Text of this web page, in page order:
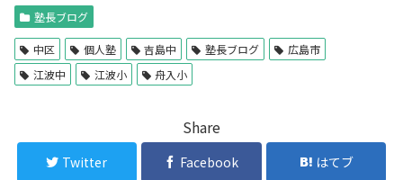
塾長ブログ
中区 個人塾 吉島中 塾長ブログ
広島市
江波中
江波小 舟入小
Share
Twitter Facebook はてブ